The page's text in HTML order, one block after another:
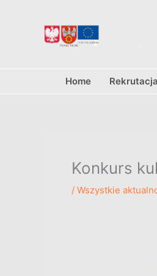
Home Rekrutacja
Konkurs
/ Wszystkie